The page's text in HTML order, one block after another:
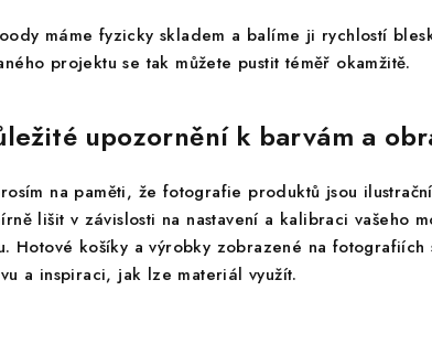
máme fyzicky skladem a balíme ji rychlostí
projektu se tak můžete pustit téměř okamžitě.
upozornění k barvám a
na paměti, že fotografie produktů jsou
lišit v závislosti na nastavení a kalibraci vašeho
Hotové košíky a výrobky zobrazené na fotografiích
a inspiraci, jak lze materiál využít.